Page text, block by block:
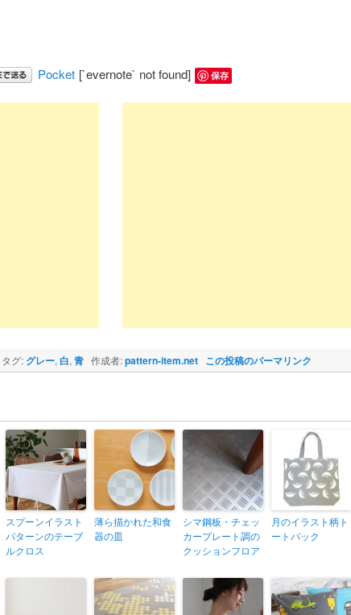
Pocket [`evernote` not found] 保存
タグ: グレー, 白,青 作成者:pattern-item.net この投稿のパーマリンク
スプーンイラスト
パターンのテーブ
ルクロス
薄ら描かれた和食
器の皿
シマ鋼板・チェッ
カープレート調の
クッションフロア
月のイラスト柄ト
ートバック